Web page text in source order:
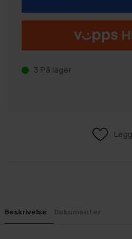
3 På lager
Beskrivelse Dokumenter